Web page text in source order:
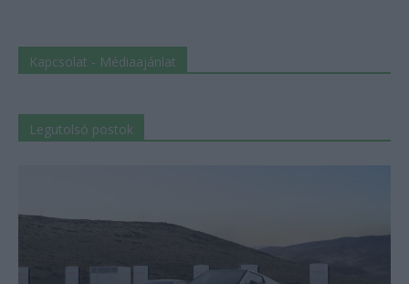
Kapcsolat - Médiaajánlat
Legutolsó postok